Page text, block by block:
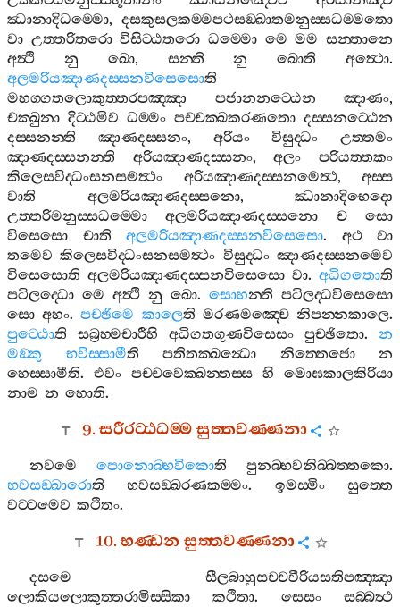
ඣානාදිධම‍්මො, දසකුසලකම‍්මපථසඞ‍්ඛාතමනුස‍්සධම‍්මතො
වා උත‍්තරිතරො විසිට‍්ඨතරො ධම‍්මො මෙ මම සන‍්තානෙ
අත්‍ථි
නු ඛො, සන‍්ති නු ඛොති අත්‍ථො.
අලමරියඤාණදස‍්සනවිසෙසොති
මහග‍්ගතලොකුත‍්තරපඤ‍්ඤා
පජානනට‍්ඨෙන ඤාණං,
චක‍්ඛුනා දිට‍්ඨමිව ධම‍්මං පච‍්චක‍්ඛකරණතො දස‍්සනට‍්ඨෙන
දස‍්සනන‍්ති
ඤාණදස‍්සනං, අරියං විසුද‍්ධං
උත‍්තමං
ඤාණදස‍්සනන‍්ති
අරියඤාණදස‍්සනං,අලං
පරියත‍්තකං
කිලෙසවිද‍්ධංසනසමත්‍ථං
අරියඤාණදස‍්සනමෙත්‍ථ, අස‍්ස
වාති
අලමරියඤාණදස‍්සනො, ඣානාදිභෙදො
උත‍්තරිමනුස‍්සධම‍්මො
අලමරියඤාණදස‍්සනො ච
සො
විසෙසො
චාති අලමරියඤාණදස‍්සනවිසෙසො. අථ
වා
තමෙව කිලෙසවිද‍්ධංසනසමත්‍ථං විසුද‍්ධං ඤාණදස‍්සනමෙව
විසෙසොති අලමරියඤාණදස‍්සනවිසෙසො වා. අධිගතොති
පටිලද‍්ධො මෙ අත්‍ථි නු ඛො. සොහන‍්ති පටිලද‍්ධවිසෙසො
සො අහං.පච‍්ඡිමෙ කාලෙති මරණමඤ‍්චෙ නිපන‍්නකාලෙ.
පුට‍්ඨොති සබ්‍රහ‍්මචාරීහි අධිගතගුණවිසෙසං පුච‍්ඡිතො. න
මඞ‍්කු
භවිස‍්සාමීති පතිතක‍්ඛන්‍ධො නිත‍්තෙජො
න
හෙස‍්සාමීති. එවං පච‍්චවෙක‍්ඛන‍්තස‍්ස හි
මොඝකාලකිරියා
නාම න හොති.
9.සරීරට‍්ඨධම‍්මසුත‍්තවණ‍්ණනා
නවමෙ පොනොබ‍්භවිකොති පුනබ‍්භවනිබ‍්බත‍්තකො.
භවසඞ‍්ඛාරොති භවසඞ‍්ඛරණකම‍්මං. ඉමස‍්මිං
සුත‍්තෙ
වට‍්ටමෙව කථිතං.
10.භණ‍්ඩනසුත‍්තවණ‍්ණනා
දසමෙ
සීලබාහුසච‍්චවීරියසතිපඤ‍්ඤා
ලොකියලොකුත‍්තරාමිස‍්සිකා
කථිතා. සෙසං
සබ‍්බත්‍ථ